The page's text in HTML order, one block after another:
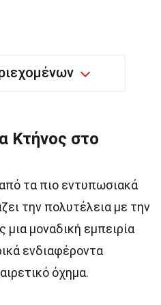
Κτήνος στο
τα πιο εντυπωσιακά
την πολυτέλεια με την
μοναδική εμπειρία
ενδιαφέροντα
όχημα.